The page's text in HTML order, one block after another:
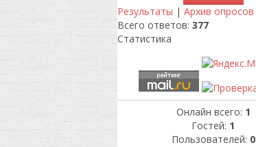
Результаты | Архив опросов
Всего ответов: 377
Статистика
Онлайн всего: 1
Гостей: 1
Пользователей: 0